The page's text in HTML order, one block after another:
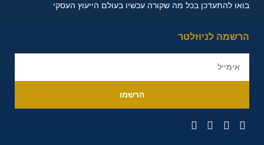
בואו להתעדכן בכל מה שקורה עכשיו בעולם הייעוץ העסקי
הרשמה לניוזלטר
הרשמו